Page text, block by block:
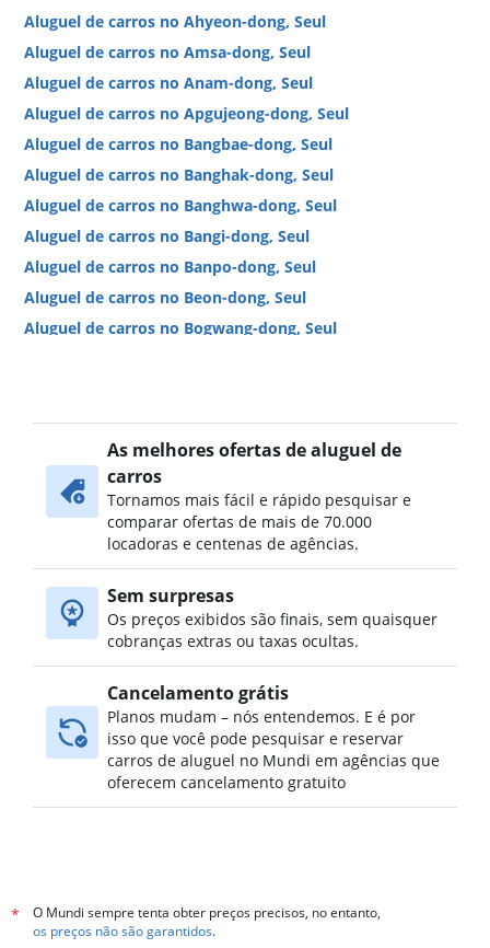
Aluguel de carros no Ahyeon-dong, Seul
Aluguel de carros no Amsa-dong, Seul
Aluguel de carros no Anam-dong, Seul
Aluguel de carros no Apgujeong-dong, Seul
Aluguel de carros no Bangbae-dong, Seul
Aluguel de carros no Banghak-dong, Seul
Aluguel de carros no Banghwa-dong, Seul
Aluguel de carros no Bangi-dong, Seul
Aluguel de carros no Banpo-dong, Seul
Aluguel de carros no Beon-dong, Seul
Aluguel de carros no Bogwang-dong, Seul
Aluguel de carros no Buam-dong, Seul
Aluguel de carros no Bugahyeon-dong, Seul
Aluguel de carros no Bukchang-dong, Seul
Aluguel de carros no Bukgajwa-dong, Seul
Aluguel de carros no Bulgwang-dong, Seul
Aluguel de carros no Chang-dong, Seul
Aluguel de carros no Changcheon-dong, Seul
As melhores ofertas de aluguel de
carros
Tornamos mais fácil e rápido pesquisar e
comparar ofertas de mais de 70.000
locadoras e centenas de agências.
Sem surpresas
Os preços exibidos são finais, sem quaisquer
cobranças extras ou taxas ocultas.
Cancelamento grátis
Planos mudam – nós entendemos. E é por
isso que você pode pesquisar e reservar
carros de aluguel no Mundi em agências que
oferecem cancelamento gratuito
*
O Mundi sempre tenta obter preços precisos, no entanto,
os preços não são garantidos.